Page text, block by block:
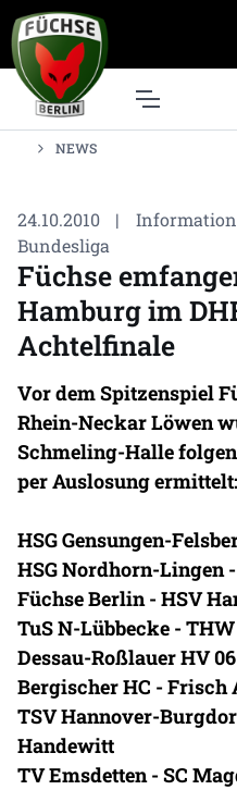
NEWS
24.10.2010 | Information
Bundesliga
Füchse
Hamburg im
Achtelfinale
Vor dem Spitzenspiel
Rhein-Neckar Löwen
Schmeling-Halle
per Auslosung ermittelt:
HSG Gensungen-
HSG Nordhorn-Lingen
Füchse Berlin - HSV
TuS N-Lübbecke -
Dessau-Roßlauer HV
Bergischer HC - Frisch
TSV Hannover-
Handewitt
TV Emsdetten - SC